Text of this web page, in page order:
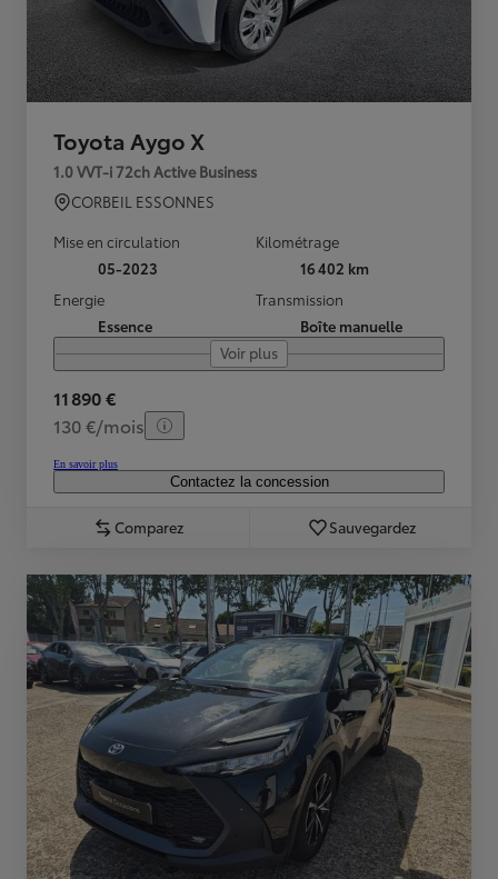
Toyota Aygo X
1.0 VVT-i 72ch Active Business
CORBEIL ESSONNES
Mise en circulation
05-2023
Kilométrage
16 402 km
Energie
Essence
Transmission
Boîte manuelle
Voir plus
11 890 €
130 €/mois
En savoir plus
Contactez la concession
Comparez Sauvegardez